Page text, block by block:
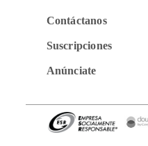
Contáctanos
Suscripciones
Anúnciate